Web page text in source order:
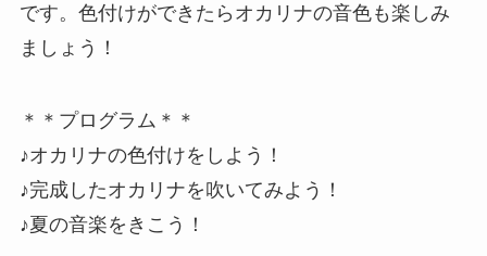
です。色付けができたらオカリナの音色も楽しみ
ましょう！
＊＊プログラム＊＊
♪オカリナの色付けをしよう！
♪完成したオカリナを吹いてみよう！
♪夏の音楽をきこう！